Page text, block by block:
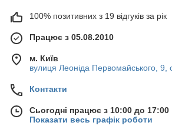
100% позитивних з 19 відгуків за рік
Працює з 05.08.2010
м. Київ
вулиця Леоніда Первомайського, 9,
Контакти
Сьогодні працює з 10:00 до 17:00
Показати весь графік роботи